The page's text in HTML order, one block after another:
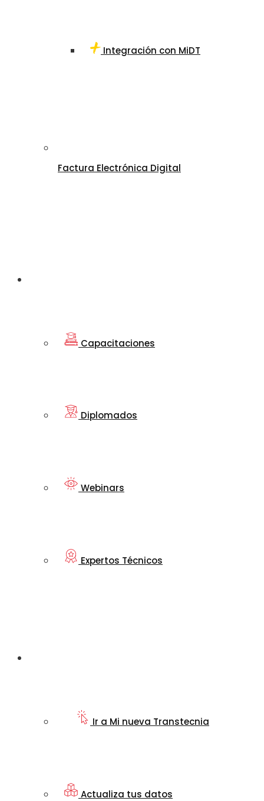
Integración con MiDT
Factura Electrónica Digital
Capacitaciones
Diplomados
Webinars
Expertos Técnicos
Ir a Mi nueva Transtecnia
Actualiza tus datos